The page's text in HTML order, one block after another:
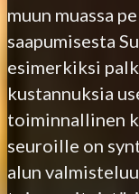
muun muassa
saapumisesta
esimerkiksi
kustannuksia
toiminnallinen
seuroille on
alun